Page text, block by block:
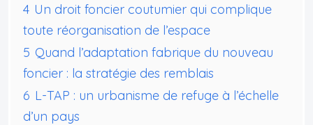
4 Un droit foncier coutumier qui complique
toute réorganisation de l’espace
5 Quand l’adaptation fabrique du nouveau
foncier : la stratégie des remblais
6 L-TAP : un urbanisme de refuge à l’échelle
d’un pays